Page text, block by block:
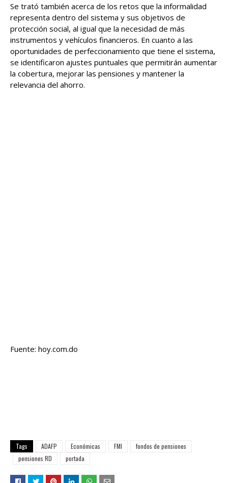
Se trató también acerca de los retos que la informalidad
representa dentro del sistema y sus objetivos de
protección social, al igual que la necesidad de más
instrumentos y vehículos financieros. En cuanto a las
oportunidades de perfeccionamiento que tiene el sistema,
se identificaron ajustes puntuales que permitirán aumentar
la cobertura, mejorar las pensiones y mantener la
relevancia del ahorro.
Fuente: hoy.com.do
Tags ADAFP Económicas FMI
fondos de pensiones
pensiones RD
portada